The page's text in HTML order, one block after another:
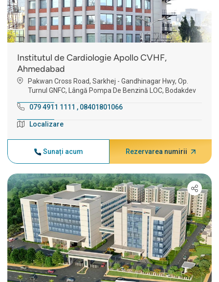
Institutul de Cardiologie Apollo CVHF,
Ahmedabad
Pakwan Cross Road, Sarkhej - Gandhinagar Hwy, Op.
Turnul GNFC, Lângă Pompa De Benzină LOC, Bodakdev
079 4911 1111 , 08401801066
Localizare
Sunați acum Rezervarea numirii